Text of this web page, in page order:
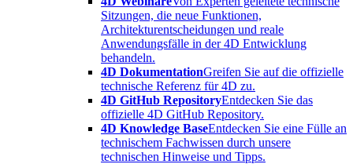
Sitzungen, die neue Funktionen,
Architekturentscheidungen und reale
Anwendungsfälle in der 4D Entwicklung
behandeln.
4D DokumentationGreifen Sie auf die offizielle
technische Referenz für 4D zu.
4D GitHub RepositoryEntdecken Sie das
offizielle 4D GitHub Repository.
4D Knowledge BaseEntdecken Sie eine Fülle an
technischem Fachwissen durch unsere
technischen Hinweise und Tipps.